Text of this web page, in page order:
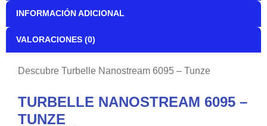
INFORMACIÓN ADICIONAL
VALORACIONES (0)
Descubre Turbelle Nanostream 6095 – Tunze
TURBELLE NANOSTREAM 6095 –
TUNZE